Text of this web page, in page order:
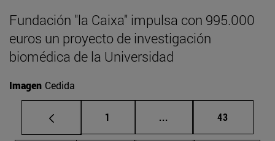
Fundación "la Caixa" impulsa con 995.000
euros un proyecto de investigación
biomédica de la Universidad
Imagen Cedida
Página
1 ... Páginas intermedias
Página
43